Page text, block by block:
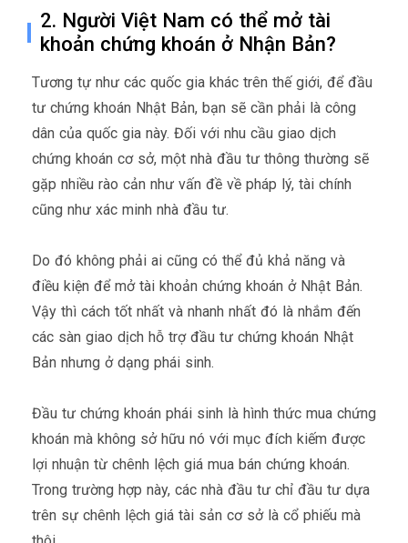
2. Người Việt Nam có thể mở tài
khoản chứng khoán ở Nhận Bản?
Tương tự như các quốc gia khác trên thế giới, để đầu
tư chứng khoán Nhật Bản, bạn sẽ cần phải là công
dân của quốc gia này. Đối với nhu cầu giao dịch
chứng khoán cơ sở, một nhà đầu tư thông thường sẽ
gặp nhiều rào cản như vấn đề về pháp lý, tài chính
cũng như xác minh nhà đầu tư.
Do đó không phải ai cũng có thể đủ khả năng và
điều kiện để mở tài khoản chứng khoán ở Nhật Bản.
Vậy thì cách tốt nhất và nhanh nhất đó là nhắm đến
các sàn giao dịch hỗ trợ đầu tư chứng khoán Nhật
Bản nhưng ở dạng phái sinh.
Đầu tư chứng khoán phái sinh là hình thức mua chứng
khoán mà không sở hữu nó với mục đích kiếm được
lợi nhuận từ chênh lệch giá mua bán chứng khoán.
Trong trường hợp này, các nhà đầu tư chỉ đầu tư dựa
trên sự chênh lệch giá tài sản cơ sở là cổ phiếu mà